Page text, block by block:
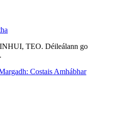
TEO. Déileálann go